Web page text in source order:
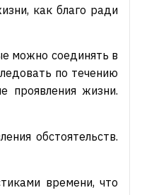
как благо ради
можно соединять в
по течению
проявления жизни.
обстоятельств.
времени, что